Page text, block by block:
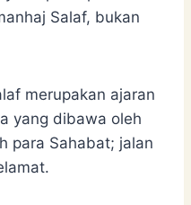
Salaf, bukan
merupakan ajaran
yang dibawa oleh